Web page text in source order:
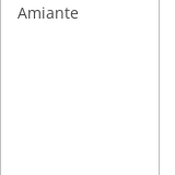
Amiante